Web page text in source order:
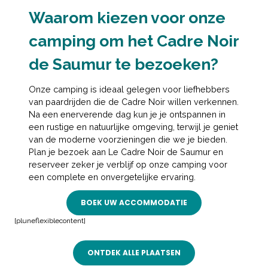
Waarom kiezen voor onze
camping om het Cadre Noir
de Saumur te bezoeken?
Onze camping is ideaal gelegen voor liefhebbers
van paardrijden die de Cadre Noir willen verkennen.
Na een enerverende dag kun je je ontspannen in
een rustige en natuurlijke omgeving, terwijl je geniet
van de moderne voorzieningen die we je bieden.
Plan je bezoek aan Le Cadre Noir de Saumur en
reserveer zeker je verblijf op onze camping voor
een complete en onvergetelijke ervaring.
BOEK UW ACCOMMODATIE
[pluneflexiblecontent]
ONTDEK ALLE PLAATSEN